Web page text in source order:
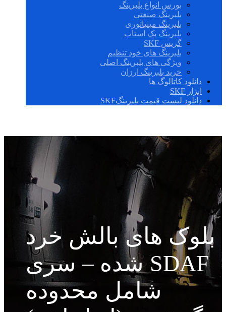
بورس انواع بلبرینگ
بلبرینگ صنعتی
بلبرینگ مینیاتوری
بلبرینگ بک استاپ
گریس SKF
بلبرینگ های خود تنظیم
ویژگی های بلبرینگ اصلی
خرید بلبرینگ ارزان
دانلود کاتالوگ ها
ابزار SKF
دانلود لیست قیمت بلبرینگSKF
بلوک های بالش خرد
شده – سری SDAF
شامل محدوده